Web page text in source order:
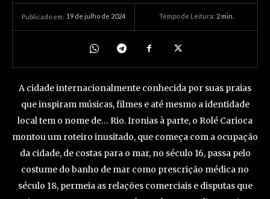
Publicado em: 19 de julho de 2024 Tempo de Leitura: 2min.
A cidade internacionalmente conhecida por suas praias
que inspiram músicas, filmes e até mesmo a identidade
local tem o nome de… Rio. Ironias à parte, o Rolé Carioca
montou um roteiro inusitado, que começa com a ocupação
da cidade, de costas para o mar, no século 16, passa pelo
costume do banho de mar como prescrição médica no
século 18, permeia as relações comerciais e disputas que